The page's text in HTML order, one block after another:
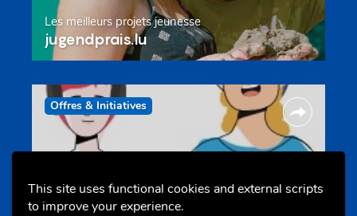
This site uses functional cookies and external scripts
to improve your experience.
Les meilleurs projets jeunesse
jugendprais.lu
Offres & Initiatives